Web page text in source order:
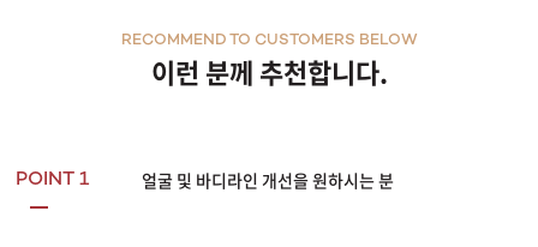
이런 분께 추천합니다.
RECOMMEND TO CUSTOMERS BELOW
POINT 1 얼굴 및 바디라인 개선을 원하시는 분